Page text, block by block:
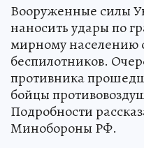
Вооруженные силы
наносить удары по
мирному населению
беспилотников.
противника
бойцы
Подробности
Минобороны РФ.